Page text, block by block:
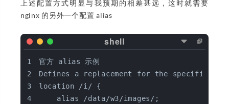
上述配置方式明显与我预期的相差甚远，这时就需要
nginx 的另外一个配置 alias
官方 alias 示例
Defines a replacement for the specified
location /i/ {
    alias /data/w3/images/;